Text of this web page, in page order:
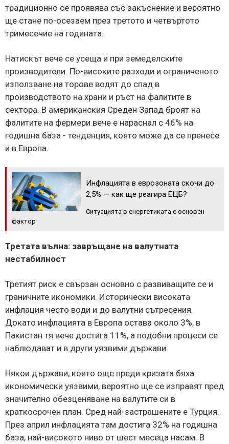
традиционно се проявява със закъснение и вероятно
ще стане по-осезаем през третото и четвъртото
тримесечие на годината.
Натискът вече се усеща и при земеделските
производители. По-високите разходи и ограниченото
използване на торове водят до спад в
производството на храни и ръст на фалитите в
сектора. В американския Среден Запад броят на
фалитите на фермери вече е нараснал с 46% на
годишна база - тенденция, която може да се пренесе
и в Европа.
Инфлацията в еврозоната скочи до
2,5% — как ще реагира ЕЦБ?
Ситуацията в енергетиката е основен
фактор
Третата вълна: завръщане на валутната
нестабилност
Третият риск е свързан основно с развиващите се и
граничните икономики. Исторически високата
инфлация често води и до валутни сътресения.
Докато инфлацията в Европа остава около 3%, в
Пакистан тя вече достига 11%, а подобни процеси се
наблюдават и в други уязвими държави.
Някои държави, които още преди кризата бяха
икономически уязвими, вероятно ще се изправят пред
значително обезценяване на валутите си в
краткосрочен план. Сред най-застрашените е Турция.
През април инфлацията там достига 32% на годишна
база, най-високото ниво от шест месеца насам. В